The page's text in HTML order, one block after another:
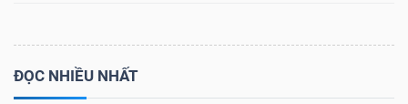
ĐỌC NHIỀU NHẤT